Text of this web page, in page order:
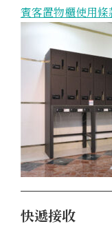
賓客置物櫃使用條
快遞接收